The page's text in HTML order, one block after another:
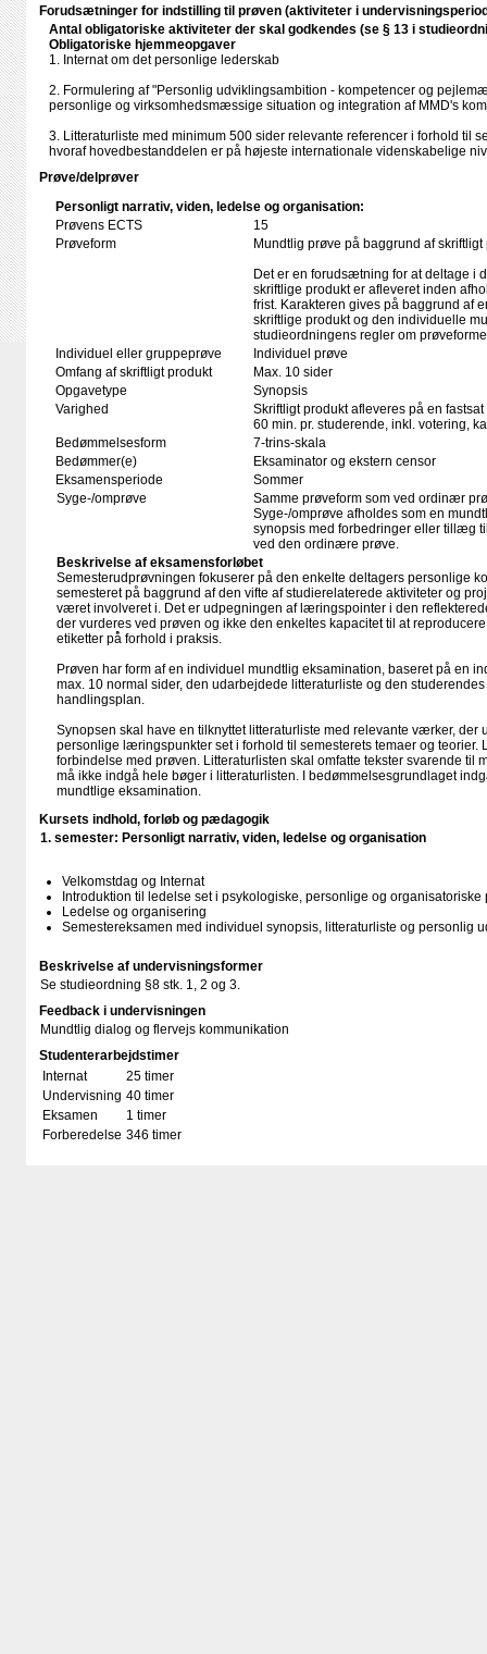
Forudsætninger for indstilling til prøven (aktiviteter i
Antal obligatoriske aktiviteter der skal godkendes (se § 13 i
Obligatoriske hjemmeopgaver
1. Internat om det personlige lederskab
2. Formulering af "Personlig udviklingsambition - kompetencer og
personlige og virksomhedsmæssige situation og integration af MMD's
3. Litteraturliste med minimum 500 sider relevante referencer i forhold til
hvoraf hovedbestanddelen er på højeste internationale videnskabelige
Prøve/delprøver
Personligt narrativ, viden, ledelse og organisation:
Prøvens ECTS
15
Prøveform
Mundtlig prøve på baggrund af skriftligt
Det er en forudsætning for at deltage i
skriftlige produkt er afleveret inden
frist. Karakteren gives på baggrund af
skriftlige produkt og den individuelle
studieordningens regler om
Individuel eller gruppeprøve
Individuel prøve
Omfang af skriftligt produkt
Max. 10 sider
Opgavetype
Synopsis
Varighed
Skriftligt produkt afleveres på en
60 min. pr. studerende, inkl. votering,
Bedømmelsesform
7-trins-skala
Bedømmer(e)
Eksaminator og ekstern censor
Eksamensperiode
Sommer
Syge-/omprøve
Samme prøveform som ved ordinær
Syge-/omprøve afholdes som en
synopsis med forbedringer eller tillæg
ved den ordinære prøve.
Beskrivelse af eksamensforløbet
Semesterudprøvningen fokuserer på den enkelte deltagers personlige
semesteret på baggrund af den vifte af studierelaterede aktiviteter og
været involveret i. Det er udpegningen af læringspointer i den
der vurderes ved prøven og ikke den enkeltes kapacitet til at
etiketter på̊ forhold i praksis.
Prøven har form af en individuel mundtlig eksamination, baseret på en
max. 10 normal sider, den udarbejdede litteraturliste og den
handlingsplan.
Synopsen skal have en tilknyttet litteraturliste med relevante værker, der
personlige læringspunkter set i forhold til semesterets temaer og teorier.
forbindelse med prøven. Litteraturlisten skal omfatte tekster svarende til
må ikke indgå hele bøger i litteraturlisten. I bedømmelsesgrundlaget
mundtlige eksamination.
Kursets indhold, forløb og pædagogik
1. semester: Personligt narrativ, viden, ledelse og organisation
Velkomstdag og Internat
Introduktion til ledelse set i psykologiske, personlige og
Ledelse og organisering
Semestereksamen med individuel synopsis, litteraturliste og personlig
Beskrivelse af undervisningsformer
Se studieordning §8 stk. 1, 2 og 3.
Feedback i undervisningen
Mundtlig dialog og flervejs kommunikation
Studenterarbejdstimer
Internat
25 timer
Undervisning 40 timer
Eksamen
1 timer
Forberedelse 346 timer